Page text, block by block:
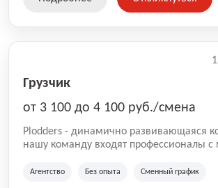
Грузчик
от 3 100 до 4 100 руб./смена
Plodders - динамично развивающаяся
нашу команду входят профессионалы с
на рынке аутсорсинга, а накопленный
Агентство Без опыта Сменный график